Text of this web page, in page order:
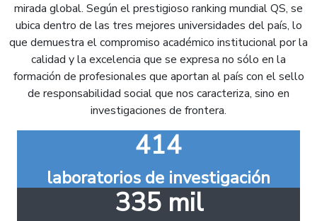
mirada global. Según el prestigioso ranking mundial QS, se
ubica dentro de las tres mejores universidades del país, lo
que demuestra el compromiso académico institucional por la
calidad y la excelencia que se expresa no sólo en la
formación de profesionales que aportan al país con el sello
de responsabilidad social que nos caracteriza, sino en
investigaciones de frontera.
414
laboratorios de investigación
335 mil